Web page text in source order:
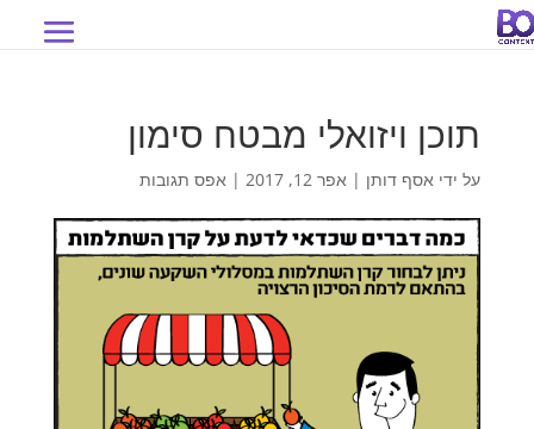
תוכן ויזואלי מבטח סימון
על ידי אסף דותן | אפר 12, 2017 | אפס תגובות